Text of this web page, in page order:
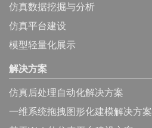
仿真数据挖掘与分析
仿真平台建设
模型轻量化展示
解决方案
仿真后处理自动化解决方案
一维系统拖拽图形化建模解决方案